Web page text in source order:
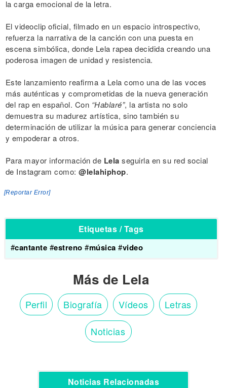
la carga emocional de la letra.
El videoclip oficial, filmado en un espacio introspectivo,
refuerza la narrativa de la canción con una puesta en
escena simbólica, donde Lela rapea decidida creando una
poderosa imagen de unidad y resistencia.
Este lanzamiento reafirma a Lela como una de las voces
más auténticas y comprometidas de la nueva generación
del rap en español. Con “Hablaré”, la artista no solo
demuestra su madurez artística, sino también su
determinación de utilizar la música para generar conciencia
y empoderar a otros.
Para mayor información de Lela seguirla en su red social
de Instagram como: @lelahiphop.
[Reportar Error]
Etiquetas / Tags
#cantante #estreno #música #video
Más de Lela
Perfil Biografía Vídeos Letras
Noticias
Noticias Relacionadas